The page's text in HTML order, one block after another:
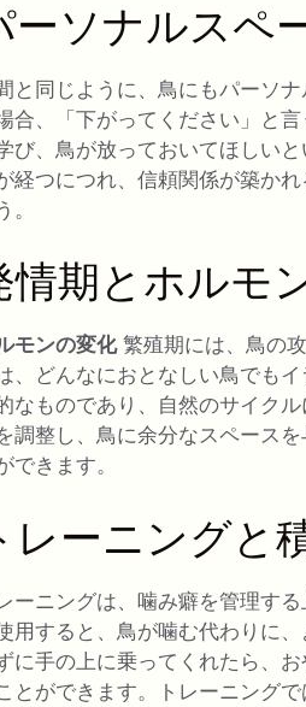
ーソナルスペ
と同じように、鳥にもパーソ
合、「下がってください」と
び、鳥が放っておいてほしい
経つにつれ、信頼関係が築か
。
情期とホルモ
モンの変化繁殖期には、鳥の
、どんなにおとなしい鳥でも
なものであり、自然のサイク
調整し、鳥に余分なスペース
できます。
レーニングと
ーニングは、噛み癖を管理す
用すると、鳥が噛む代わりに
に手の上に乗ってくれたら、
とができます。トレーニング